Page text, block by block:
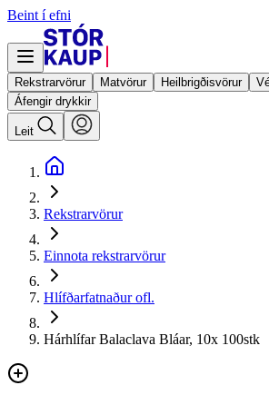
Beint í efni
Rekstrarvörur Matvörur Heilbrigðisvörur
Áfengir drykkir
Leit
Rekstrarvörur
Einnota rekstrarvörur
Hlífðarfatnaður ofl.
Hárhlífar Balaclava Bláar, 10x 100stk